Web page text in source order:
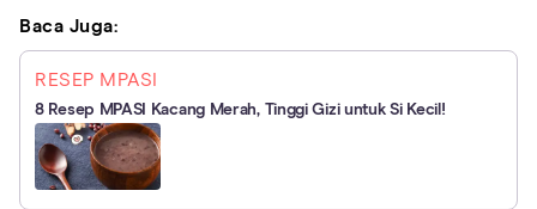
Baca Juga:
RESEP MPASI
8 Resep MPASI Kacang Merah, Tinggi Gizi untuk Si Kecil!